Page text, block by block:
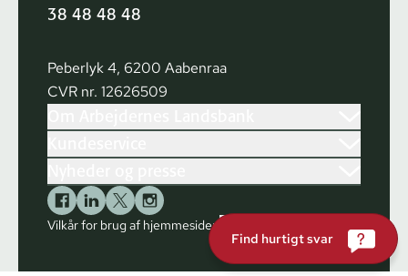
38 48 48 48
Peberlyk 4, 6200 Aabenraa
CVR nr. 12626509
Vilkår for brug af hjemmesiden
Find hurtigt svar